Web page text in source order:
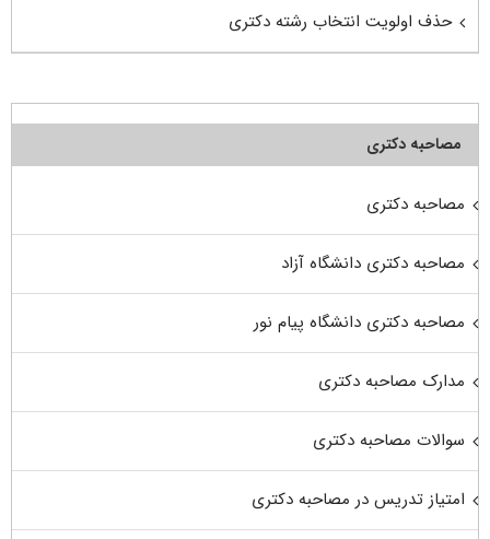
حذف اولویت انتخاب رشته دکتری
مصاحبه دکتری
مصاحبه دکتری
مصاحبه دکتری دانشگاه آزاد
مصاحبه دکتری دانشگاه پیام نور
مدارک مصاحبه دکتری
سوالات مصاحبه دکتری
امتیاز تدریس در مصاحبه دکتری